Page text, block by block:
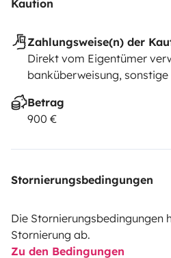
Kaution
Zahlungsweise(n) der
Direkt vom Eigentümer
banküberweisung, sonstige
Betrag
900 €
Stornierungsbedingungen
Die Stornierungsbedingungen
Stornierung ab.
Zu den Bedingungen